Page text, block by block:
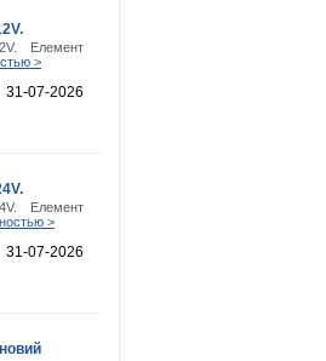
Елемент
>
31-07-2026
Елемент
>
31-07-2026